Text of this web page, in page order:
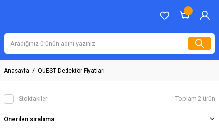
Anasayfa QUEST Dedektör Fiyatları
Stoktakiler Toplam 2 ürün